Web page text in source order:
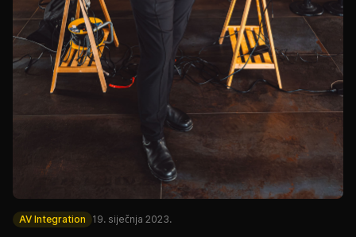
AV Integration 19. siječnja 2023.